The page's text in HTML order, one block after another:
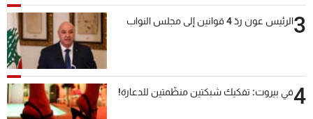
3الرئيس عون ردّ 4 قوانين إلى مجلس النواب
4في بيروت: تفكيك شبكتين منظّمتين للدعارة!